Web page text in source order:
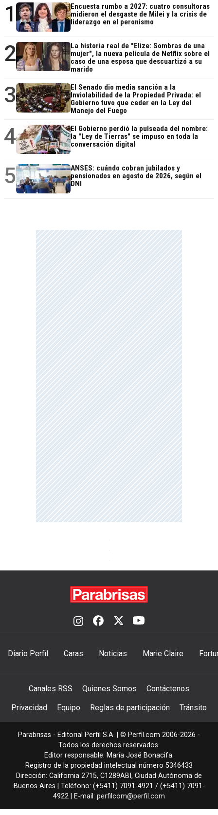
1
Encuesta rumbo a 2027: cuatro consultoras
midieron el desgaste de Milei y la crisis de
liderazgo en el peronismo
2
La historia real de "Elize: Sombras de una
mujer", la nueva película de Netflix sobre el
caso de una esposa que descuartizó a su
marido
3
El Senado dio media sanción a la
Inviolabilidad de la Propiedad Privada: el
Gobierno tuvo que ceder en la Ley del
Manejo del Fuego
4
El Gobierno perdió la pulseada del nombre:
la "Ley de Tierras" se impuso en toda la
conversación digital
5
ANSES: cuándo cobran jubilados y
pensionados en agosto de 2026, según el
DNI
Diario Perfil Caras Noticias Marie Claire
Canales RSS Quienes Somos Contáctenos
Privacidad Equipo Reglas de participación Tránsito
Parabrisas - Editorial Perfil S.A. | © Perfil.com 2006-2026 -
Todos los derechos reservados.
Editor responsable: María José Bonacifa.
Registro de la propiedad intelectual número 5346433
Dirección: California 2715, C1289ABI , Ciudad Autónoma de
Buenos Aires | Teléfono: (+5411) 7091-4921 / (+5411) 7091-
4922 | E-mail: perfilcom@perfil.com